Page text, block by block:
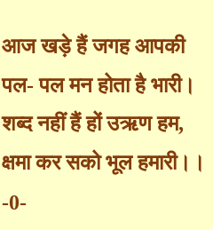
आज खड़े हैं जगह आपकी
पल- पल मन होता है भारी।
शब्द नहीं हैं हों उऋण हम,
क्षमा कर सको भूल हमारी।।
-0-